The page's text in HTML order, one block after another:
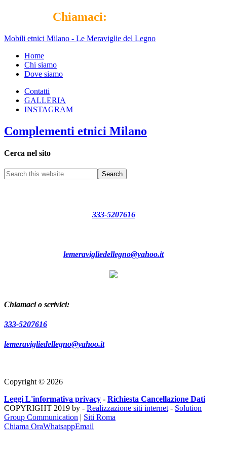
Chiamaci:
Mobili etnici Milano - Le Meraviglie del Legno
Home
Chi siamo
Dove siamo
Contatti
GALLERIA
INSTAGRAM
Complementi etnici Milano
Cerca nel sito
333-5207616
lemeravigliedellegno@yahoo.it
Chiamaci o scrivici:
333-5207616
lemeravigliedellegno@yahoo.it
Copyright © 2026
Leggi L'informativa privacy - Richiesta Cancellazione Dati
COPYRIGHT 2019 by - Realizzazione siti internet - Solution
Group Communication | Siti Roma
Chiama OraWhatsappEmail